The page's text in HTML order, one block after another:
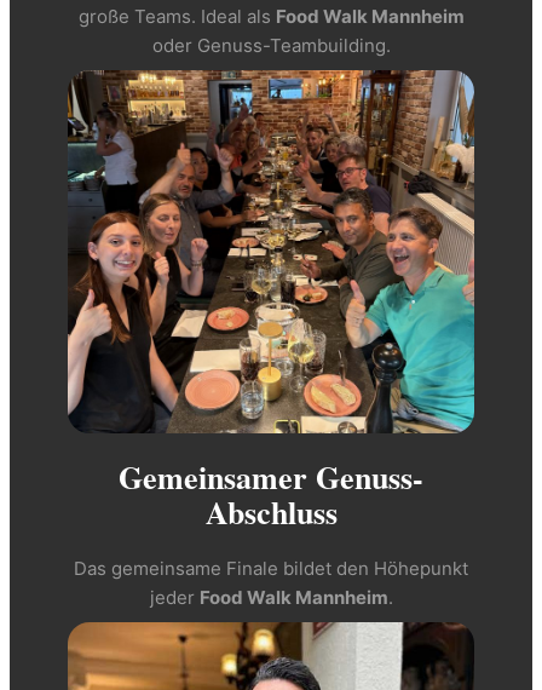
große Teams. Ideal als Food Walk Mannheim
oder Genuss-Teambuilding.
Gemeinsamer Genuss-
Abschluss
Das gemeinsame Finale bildet den Höhepunkt
jeder Food Walk Mannheim.